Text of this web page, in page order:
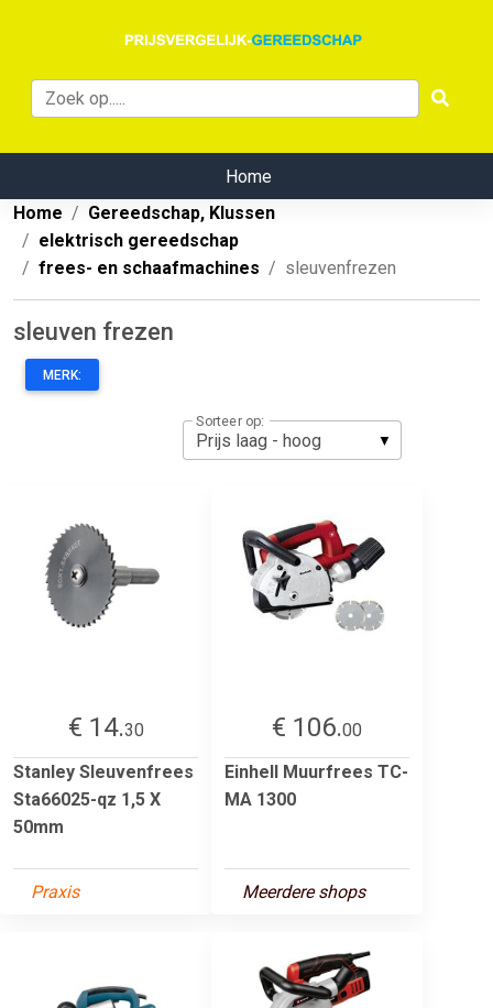
Home
Home
Gereedschap, Klussen
elektrisch gereedschap
frees- en schaafmachines
sleuvenfrezen
sleuven frezen
MERK:
Sorteer op:
€ 14.30
Stanley Sleuvenfrees
Sta66025-qz 1,5 X
50mm
Praxis
€ 106.00
Einhell Muurfrees TC-
MA 1300
Meerdere shops